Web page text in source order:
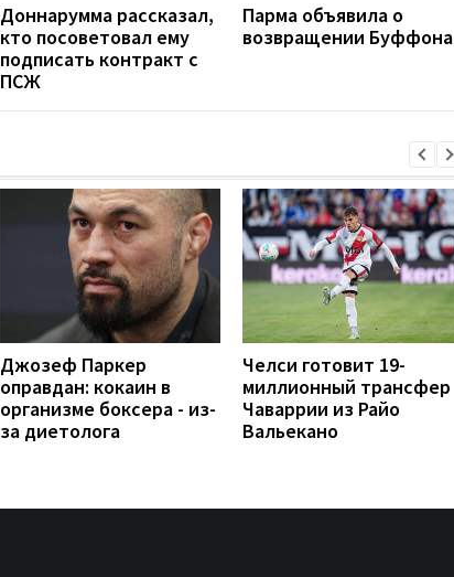
Доннарумма рассказал,
кто посоветовал ему
подписать контракт с
ПСЖ
Парма объявила о
возвращении Буффона
Джозеф Паркер
оправдан: кокаин в
организме боксера - из-
за диетолога
Челси готовит 19-
миллионный трансфер
Чаваррии из Райо
Вальекано